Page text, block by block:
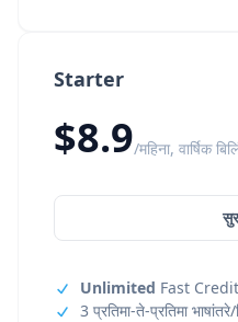
Starter
$8.9/महिना, वार्षिक
Unlimited Fast
3 प्रतिमा-ते-प्रतिमा